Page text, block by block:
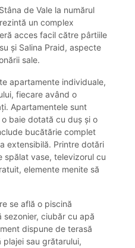
de Vale la numărul
un complex
acces facil către pârtiile
și Salina Praid, aspecte
sale.
apartamente individuale,
fiecare având o
Apartamentele sunt
baie dotată cu duș și o
bucătărie complet
extensibilă. Printre dotări
spălat vase, televizorul cu
elemente menite să
se află o piscină
ciubăr cu apă
dispune de terasă
sau grătarului,